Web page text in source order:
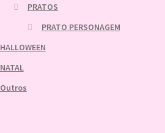
PRATOS
PRATO PERSONAGEM
HALLOWEEN
NATAL
Outros